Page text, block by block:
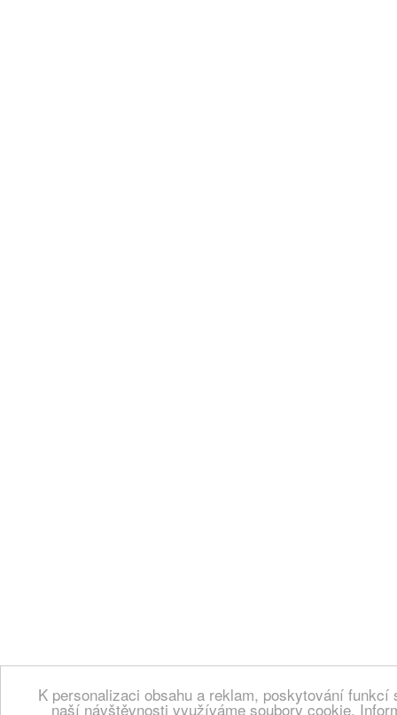
K personalizaci obsahu a reklam, poskytování
naší návštěvnosti využíváme soubory cookie.